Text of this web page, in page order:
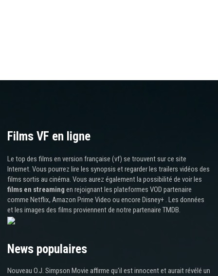
Films VF en ligne
Le top des films en version française (vf) se trouvent sur ce site
Internet. Vous pourrez lire les synopsis et regarder les trailers vidéos des
films sortis au cinéma. Vous aurez également la possibilité de voir les
films en streaming en rejoignant les plateformes VOD partenaire
comme Netflix, Amazon Prime Video ou encore Disney+ . Les données
et les images des films proviennent de notre partenaire TMDB.
News populaires
Nouveau O.J. Simpson Movie affirme qu'il est innocent et aurait révélé un